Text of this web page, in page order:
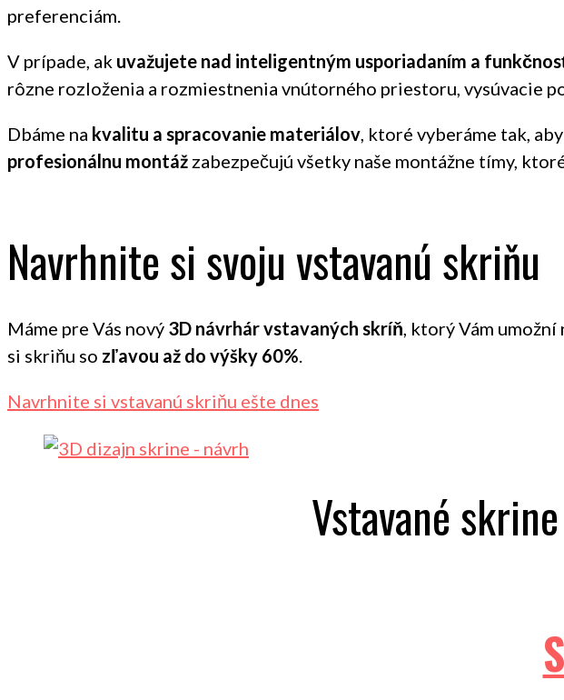
preferenciám.
V prípade, ak uvažujete nad inteligentným usporiadaním a
rôzne rozloženia a rozmiestnenia vnútorného priestoru, vysúvacie
Dbáme na kvalitu a spracovanie materiálov , ktoré vyberáme tak,
profesionálnu montáž zabezpečujú všetky naše montážne tímy,
Navrhnite si svoju vstavanú skriňu
Máme pre Vás nový 3D návrhár vstavaných skríň, ktorý Vám umožní
si skriňu so zľavou až do výšky 60%.
Navrhnite si vstavanú skriňu ešte dnes
Vstavané